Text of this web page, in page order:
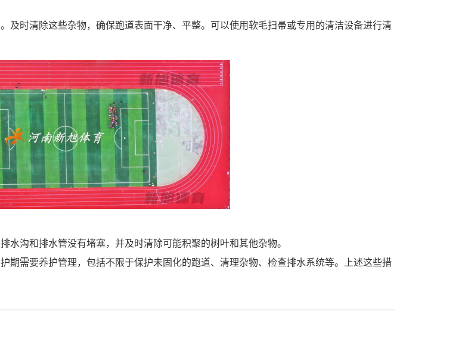
及时清除这些杂物，确保跑道表面干净、平整。可以使用软毛扫帚或专用的清洁设备进行清
沟和排水管没有堵塞，并及时清除可能积聚的树叶和其他杂物。
期需要养护管理，包括不限于保护未固化的跑道、清理杂物、检查排水系统等。上述这些措